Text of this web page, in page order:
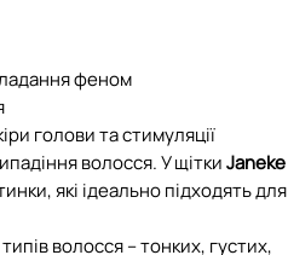
феном
голови та стимуляції
волосся. У щіткиJaneke
які ідеально підходять для
волосся – тонких, густих,